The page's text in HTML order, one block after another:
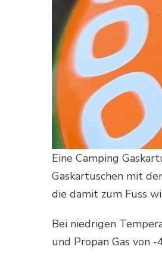
Eine Camping
Gaskartuschen mit
die damit zum Fuss
Bei niedrigen
und Propan Gas von -